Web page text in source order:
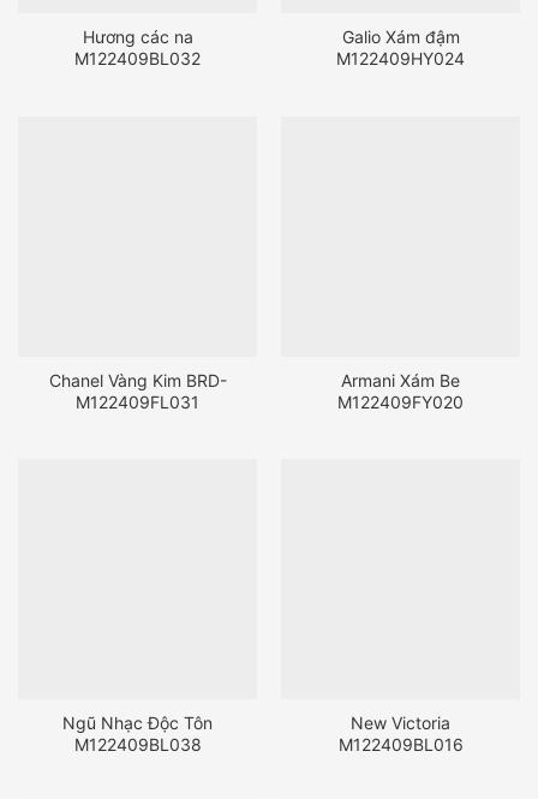
Hương các na
M122409BL032
Galio Xám đậm
M122409HY024
Chanel Vàng Kim BRD-
M122409FL031
Armani Xám Be
M122409FY020
Ngũ Nhạc Độc Tôn
M122409BL038
New Victoria
M122409BL016